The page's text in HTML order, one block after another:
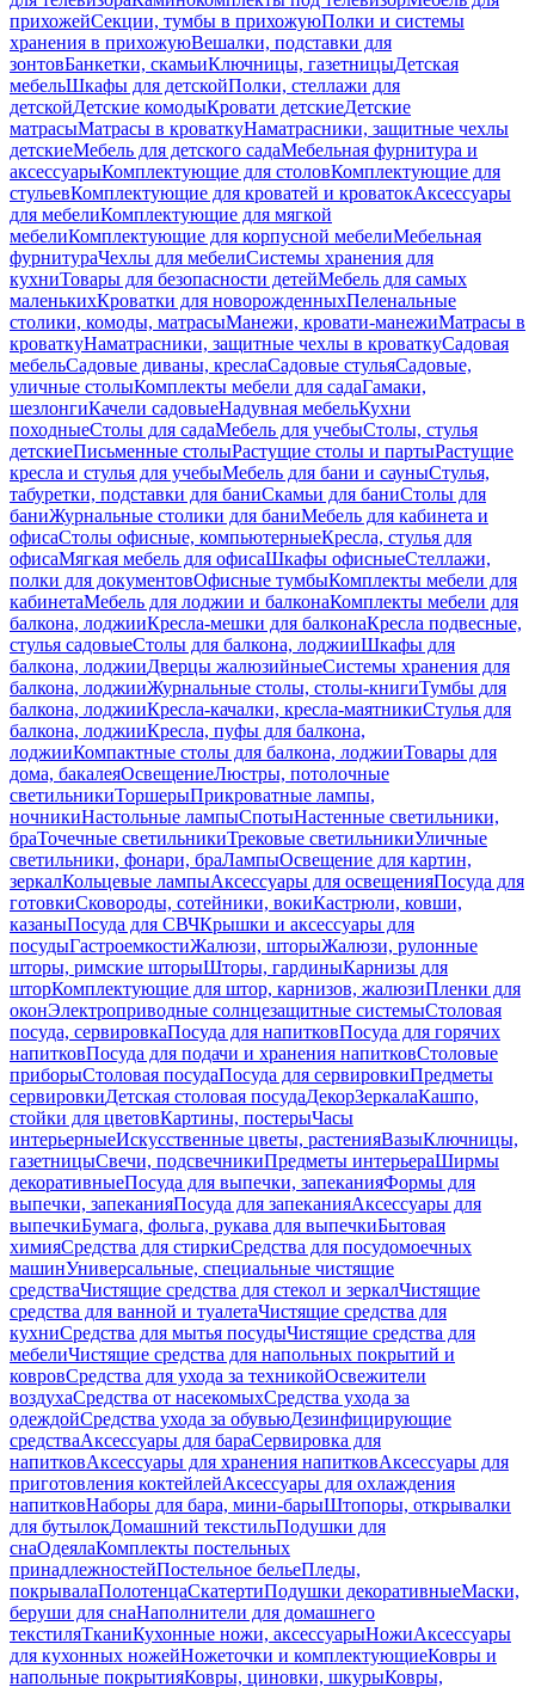
прихожейСекции, тумбы в прихожуюПолки и системы
хранения в прихожуюВешалки, подставки для
зонтовБанкетки, скамьиКлючницы, газетницыДетская
мебельШкафы для детскойПолки, стеллажи для
детскойДетские комодыКровати детскиеДетские
матрасыМатрасы в кроваткуНаматрасники, защитные чехлы
детскиеМебель для детского садаМебельная фурнитура и
аксессуарыКомплектующие для столовКомплектующие для
стульевКомплектующие для кроватей и кроватокАксессуары
для мебелиКомплектующие для мягкой
мебелиКомплектующие для корпусной мебелиМебельная
фурнитураЧехлы для мебелиСистемы хранения для
кухниТовары для безопасности детейМебель для самых
маленькихКроватки для новорожденныхПеленальные
столики, комоды, матрасыМанежи, кровати-манежиМатрасы в
кроваткуНаматрасники, защитные чехлы в кроваткуСадовая
мебельСадовые диваны, креслаСадовые стульяСадовые,
уличные столыКомплекты мебели для садаГамаки,
шезлонгиКачели садовыеНадувная мебельКухни
походныеСтолы для садаМебель для учебыСтолы, стулья
детскиеПисьменные столыРастущие столы и партыРастущие
кресла и стулья для учебыМебель для бани и сауныСтулья,
табуретки, подставки для баниСкамьи для баниСтолы для
баниЖурнальные столики для баниМебель для кабинета и
офисаСтолы офисные, компьютерныеКресла, стулья для
офисаМягкая мебель для офисаШкафы офисныеСтеллажи,
полки для документовОфисные тумбыКомплекты мебели для
кабинетаМебель для лоджии и балконаКомплекты мебели для
балкона, лоджииКресла-мешки для балконаКресла подвесные,
стулья садовыеСтолы для балкона, лоджииШкафы для
балкона, лоджииДверцы жалюзийныеСистемы хранения для
балкона, лоджииЖурнальные столы, столы-книгиТумбы для
балкона, лоджииКресла-качалки, кресла-маятникиСтулья для
балкона, лоджииКресла, пуфы для балкона,
лоджииКомпактные столы для балкона, лоджииТовары для
дома, бакалеяОсвещениеЛюстры, потолочные
светильникиТоршерыПрикроватные лампы,
ночникиНастольные лампыСпотыНастенные светильники,
браТочечные светильникиТрековые светильникиУличные
светильники, фонари, браЛампыОсвещение для картин,
зеркалКольцевые лампыАксессуары для освещенияПосуда для
готовкиСковороды, сотейники, вокиКастрюли, ковши,
казаныПосуда для СВЧКрышки и аксессуары для
посудыГастроемкостиЖалюзи, шторыЖалюзи, рулонные
шторы, римские шторыШторы, гардиныКарнизы для
шторКомплектующие для штор, карнизов, жалюзиПленки для
оконЭлектроприводные солнцезащитные системыСтоловая
посуда, сервировкаПосуда для напитковПосуда для горячих
напитковПосуда для подачи и хранения напитковСтоловые
приборыСтоловая посудаПосуда для сервировкиПредметы
сервировкиДетская столовая посудаДекорЗеркалаКашпо,
стойки для цветовКартины, постерыЧасы
интерьерныеИскусственные цветы, растенияВазыКлючницы,
газетницыСвечи, подсвечникиПредметы интерьераШирмы
декоративныеПосуда для выпечки, запеканияФормы для
выпечки, запеканияПосуда для запеканияАксессуары для
выпечкиБумага, фольга, рукава для выпечкиБытовая
химияСредства для стиркиСредства для посудомоечных
машинУниверсальные, специальные чистящие
средстваЧистящие средства для стекол и зеркалЧистящие
средства для ванной и туалетаЧистящие средства для
кухниСредства для мытья посудыЧистящие средства для
мебелиЧистящие средства для напольных покрытий и
ковровСредства для ухода за техникойОсвежители
воздухаСредства от насекомыхСредства ухода за
одеждойСредства ухода за обувьюДезинфицирующие
средстваАксессуары для бараСервировка для
напитковАксессуары для хранения напитковАксессуары для
приготовления коктейлейАксессуары для охлаждения
напитковНаборы для бара, мини-барыШтопоры, открывалки
для бутылокДомашний текстильПодушки для
снаОдеялаКомплекты постельных
принадлежностейПостельное бельеПледы,
покрывалаПолотенцаСкатертиПодушки декоративныеМаски,
беруши для снаНаполнители для домашнего
текстиляТканиКухонные ножи, аксессуарыНожиАксессуары
для кухонных ножейНожеточки и комплектующиеКовры и
напольные покрытияКовры, циновки, шкурыКовры,